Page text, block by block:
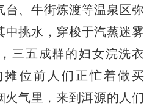
台、牛街炼渡等温泉区弥
中挑水，穿梭于汽蒸迷雾
三五成群的妇女浣洗衣
位前人们正忙着做买
气里，来到洱源的人们